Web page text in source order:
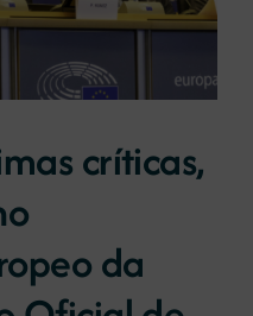
críticas,
da